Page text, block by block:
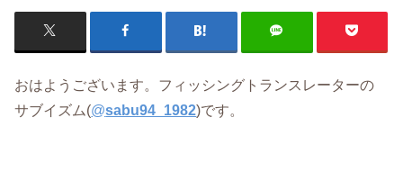
おはようございます。フィッシングトランスレーターの
サブイズム(@sabu94_1982)です。